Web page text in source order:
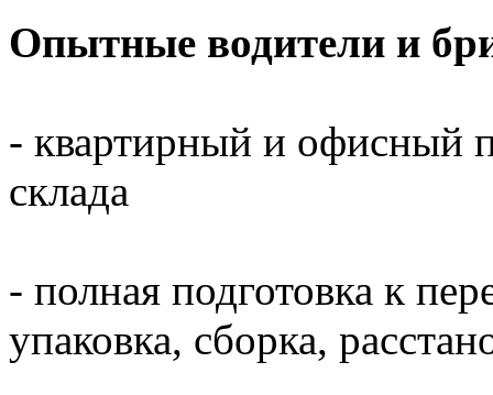
Опытные водители и
- квартирный и офисный
склада
- полная подготовка к
упаковка, сборка,